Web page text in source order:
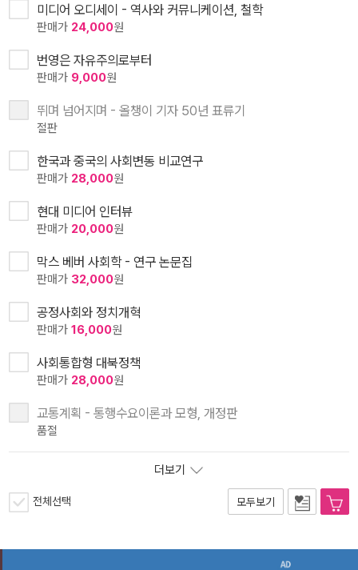
미디어 오디세이 - 역사와 커뮤니케이션, 철학
판매가 24,000원
번영은 자유주의로부터
판매가 9,000원
뛰며 넘어지며 - 올챙이 기자 50년 표류기
절판
한국과 중국의 사회변동 비교연구
판매가 28,000원
현대 미디어 인터뷰
판매가 20,000원
막스 베버 사회학 - 연구 논문집
판매가 32,000원
공정사회와 정치개혁
판매가 16,000원
사회통합형 대북정책
판매가 28,000원
교통계획 - 통행수요이론과 모형, 개정판
품절
더보기
전체선택 모두보기